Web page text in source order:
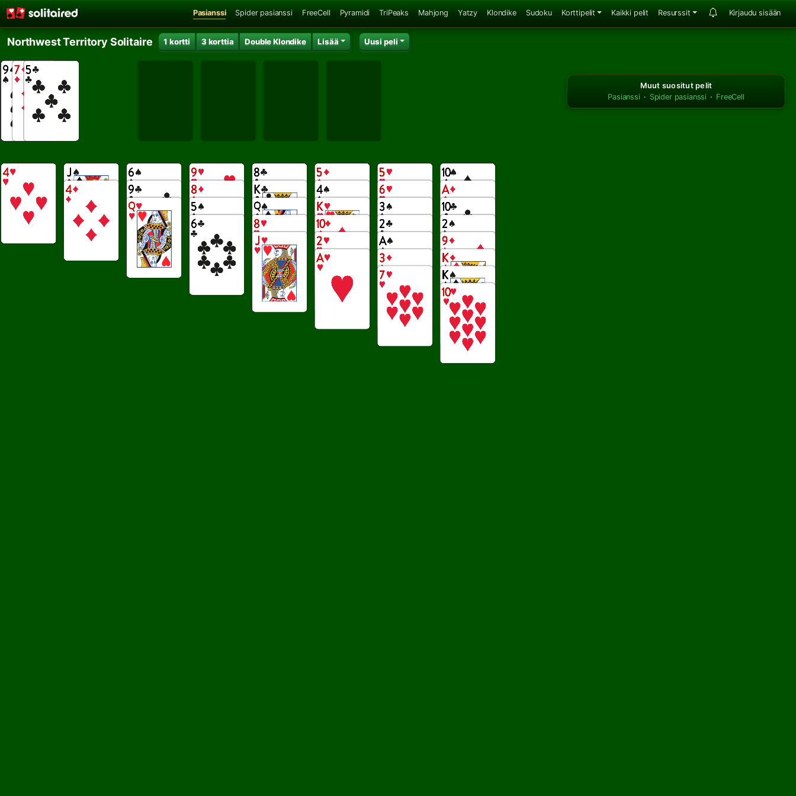
Pasianssi Spider pasianssi FreeCell Pyramidi TriPeaks Mahjong Yatzy Klondike Sudoku Korttipelit Kaikki pelit Resurssit Kirjaudu sisään
Northwest Territory Solitaire 1 kortti 3 korttia Double Klondike Lisää Uusi peli
Muut suositut pelit
Pasianssi · Spider pasianssi · FreeCell